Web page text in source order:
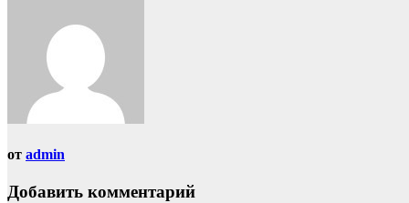
от admin
Добавить комментарий